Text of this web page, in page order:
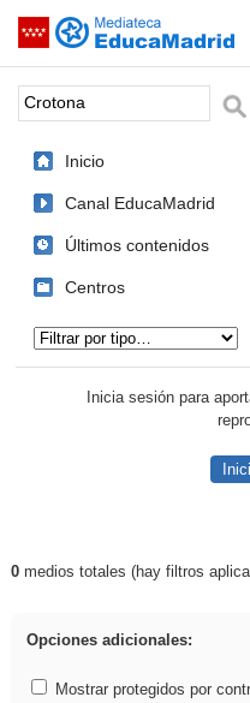
Saltar navegación
Palabra o frase:
Inicio
Canal EducaMadrid
Últimos contenidos
Centros
Inicia sesión para
Resultados de:
0medios totales (hay filtros
Opciones adicionales:
Mostrar protegidos por